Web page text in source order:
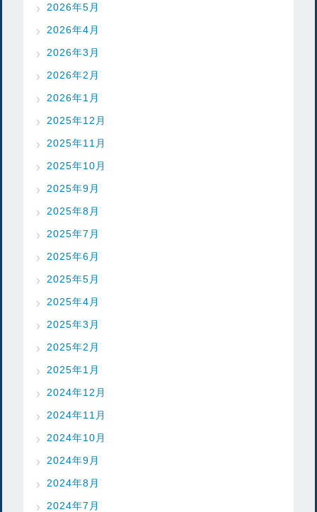
2026年5月
2026年4月
2026年3月
2026年2月
2026年1月
2025年12月
2025年11月
2025年10月
2025年9月
2025年8月
2025年7月
2025年6月
2025年5月
2025年4月
2025年3月
2025年2月
2025年1月
2024年12月
2024年11月
2024年10月
2024年9月
2024年8月
2024年7月